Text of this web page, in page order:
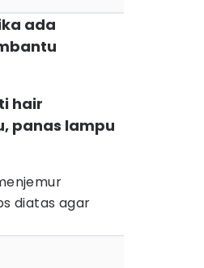
ada
hair
panas lampu
diatas agar